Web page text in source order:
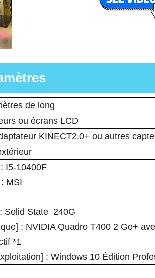
de long
ou écrans LCD
KINECT2.0+ ou autres
I5-10400F
MSI
Solid State 240G
: NVIDIA Quadro T400 2 Go+
*1
: Windows 10 Édition